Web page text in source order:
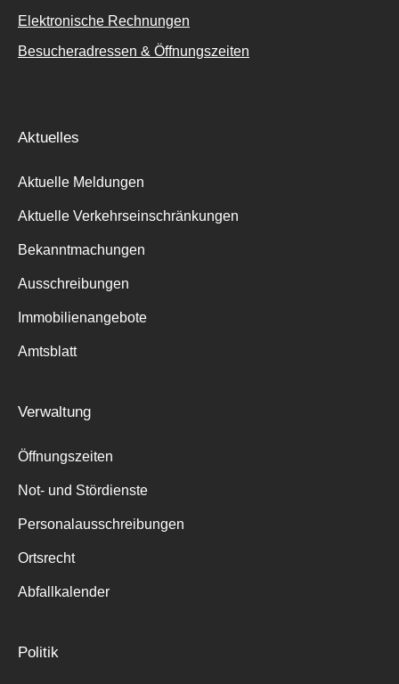
Elektronische Rechnungen
Besucheradressen & Öffnungszeiten
Aktuelles
Aktuelle Meldungen
Aktuelle Verkehrseinschränkungen
Bekanntmachungen
Ausschreibungen
Immobilienangebote
Amtsblatt
Verwaltung
Öffnungszeiten
Not- und Stördienste
Personalausschreibungen
Ortsrecht
Abfallkalender
Politik